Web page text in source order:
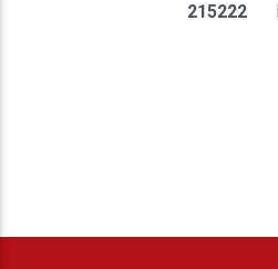
215222